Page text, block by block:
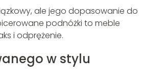
ale jego dopasowanie do
podnóżki to meble
i odprężenie.
w stylu